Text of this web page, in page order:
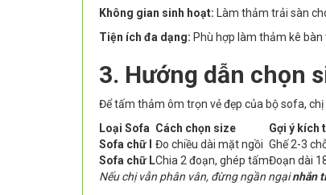
Không gian sinh hoạt: Làm thảm trải sàn
Tiện ích đa dạng: Phù hợp làm thảm kê
3. Hướng dẫn chọn
Để tấm thảm ôm trọn vẻ đẹp của bộ sofa,
Loại Sofa Cách chọn size
Gợi ý kích
Sofa chữ I
Đo chiều dài mặt ngồi Ghế 2-3
Sofa chữ LChia 2 đoạn, ghép tấmĐoạn dài
Nếu chị vẫn phân vân, đừng ngần ngạinhắn